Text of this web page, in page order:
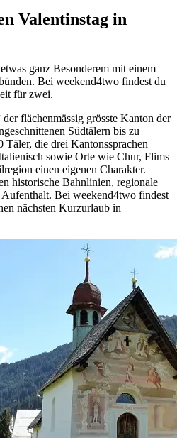
Valentinstag in
ganz Besonderem mit einem
Bei weekend4two findest du
für zwei.
flächenmässig grösste Kanton der
Südtälern bis zu
Täler, die drei Kantonssprachen
sowie Orte wie Chur, Flims
einen eigenen Charakter.
historische Bahnlinien, regionale
Bei weekend4two findest
nächsten Kurzurlaub in